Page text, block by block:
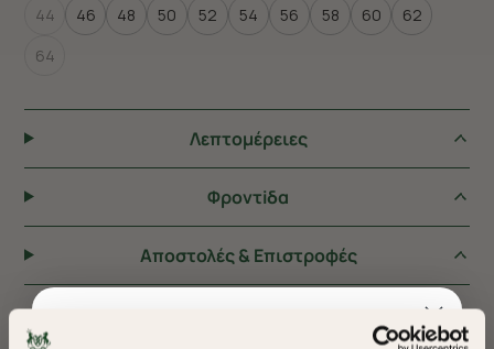
44 46 48 50 52 54 56 58 60
62
64
Λεπτομέρειες
Φροντiδα
Αποστολές & Επιστροφές